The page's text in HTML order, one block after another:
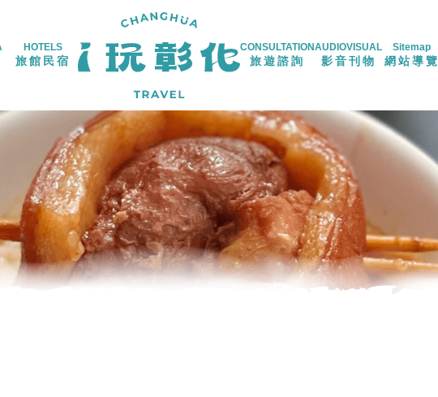
HOTELS
旅館民宿
CONSULTATION
旅遊諮詢
AUDIOVISUAL
影音刊物
Sitemap
網站導覽